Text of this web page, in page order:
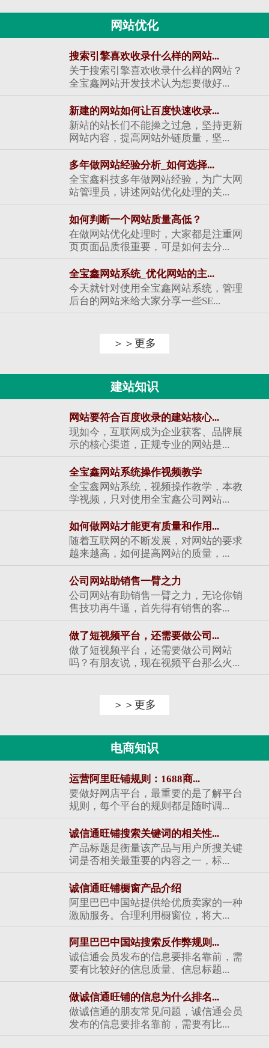
网站优化
搜索引擎喜欢收录什么样的网站...
关于搜索引擎喜欢收录什么样的网站？
全宝鑫网站开发技术认为想要做好...
新建的网站如何让百度快速收录...
新站的站长们不能操之过急，坚持更新
网站内容，提高网站外链质量，坚...
多年做网站经验分析_如何选择...
全宝鑫科技多年做网站经验，为广大网
站管理员，讲述网站优化处理的关...
如何判断一个网站质量高低？
在做网站优化处理时，大家都是注重网
页页面品质很重要，可是如何去分...
全宝鑫网站系统_优化网站的主...
今天就针对使用全宝鑫网站系统，管理
后台的网站来给大家分享一些SE...
＞＞更多
建站知识
网站要符合百度收录的建站核心...
现如今，互联网成为企业获客、品牌展
示的核心渠道，正规专业的网站是...
全宝鑫网站系统操作视频教学
全宝鑫网站系统，视频操作教学，本教
学视频，只对使用全宝鑫公司网站...
如何做网站才能更有质量和作用...
随着互联网的不断发展，对网站的要求
越来越高，如何提高网站的质量，...
公司网站助销售一臂之力
公司网站有助销售一臂之力，无论你销
售技功再牛逼，首先得有销售的客...
做了短视频平台，还需要做公司...
做了短视频平台，还需要做公司网站
吗？有朋友说，现在视频平台那么火...
＞＞更多
电商知识
运营阿里旺铺规则：1688商...
要做好网店平台，最重要的是了解平台
规则，每个平台的规则都是随时调...
诚信通旺铺搜索关键词的相关性...
产品标题是衡量该产品与用户所搜关键
词是否相关最重要的内容之一，标...
诚信通旺铺橱窗产品介绍
阿里巴巴中国站提供给优质卖家的一种
激励服务。合理利用橱窗位，将大...
阿里巴巴中国站搜索反作弊规则...
诚信通会员发布的信息要排名靠前，需
要有比较好的信息质量、信息标题...
做诚信通旺铺的信息为什么排名...
做诚信通的朋友常见问题，诚信通会员
发布的信息要排名靠前，需要有比...